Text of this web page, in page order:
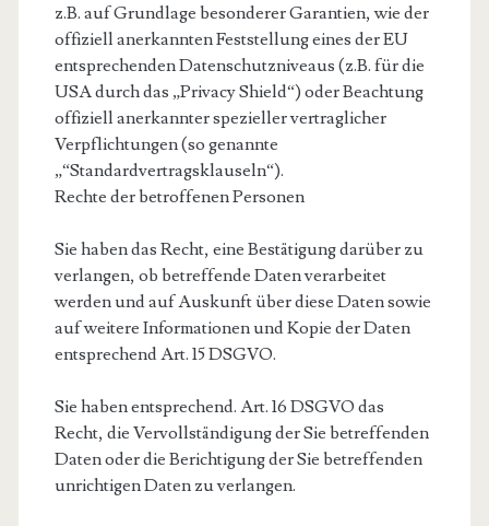
z.B. auf Grundlage besonderer Garantien, wie der
offiziell anerkannten Feststellung eines der EU
entsprechenden Datenschutzniveaus (z.B. für die
USA durch das „Privacy Shield“) oder Beachtung
offiziell anerkannter spezieller vertraglicher
Verpflichtungen (so genannte
„“Standardvertragsklauseln“).
Rechte der betroffenen Personen
Sie haben das Recht, eine Bestätigung darüber zu
verlangen, ob betreffende Daten verarbeitet
werden und auf Auskunft über diese Daten sowie
auf weitere Informationen und Kopie der Daten
entsprechend Art. 15 DSGVO.
Sie haben entsprechend. Art. 16 DSGVO das
Recht, die Vervollständigung der Sie betreffenden
Daten oder die Berichtigung der Sie betreffenden
unrichtigen Daten zu verlangen.